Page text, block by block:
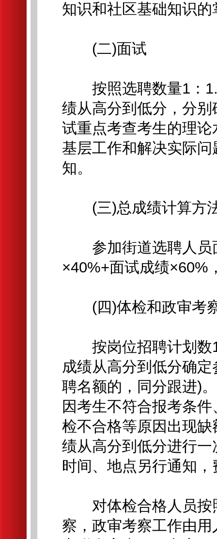
知识和社区基础知识的
(二)面试
按照选聘数量1：
绩从高分到低分，分
试重点考查考生的理
基层工作和解决实际
知。
(三)总成绩计算方
参加街道选聘人员
×40%+面试成绩×60%
(四)体检和政审考
按岗位招聘计划数1
成绩从高分到低分确
聘名额的，同分跟进)
因考生不符合报考条
检不合格等原因出现
绩从高分到低分进行
时间、地点另行通知
对体检合格人员按
察，政审考察工作由